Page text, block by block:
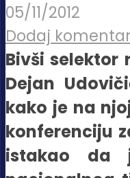
05/11/2012
Dodaj komentar
Bivši selektor
Dejan
kako je na
konferenciju
istakao da